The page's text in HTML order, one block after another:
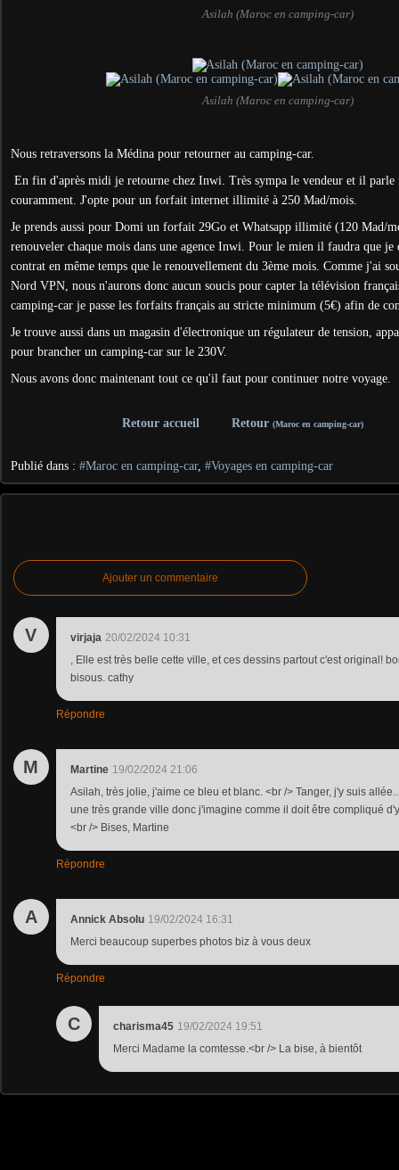
Asilah (Maroc en camping-car)
Asilah (Maroc en camping-car)
Nous retraversons la Médina pour retourner au camping-car.
En fin d'après midi je retourne chez Inwi. Très sympa le vendeur et il parle
couramment. J'opte pour un forfait internet illimité à 250 Mad/mois.
Je prends aussi pour Domi un forfait 29Go et Whatsapp illimité (120 Mad/
renouveler chaque mois dans une agence Inwi. Pour le mien il faudra que je
contrat en même temps que le renouvellement du 3ème mois. Comme j'ai
Nord VPN, nous n'aurons donc aucun soucis pour capter la télévision
camping-car je passe les forfaits français au stricte minimum (5€) afin de
Je trouve aussi dans un magasin d'électronique un régulateur de tension,
pour brancher un camping-car sur le 230V.
Nous avons donc maintenant tout ce qu'il faut pour continuer notre voyage.
Retour accueil Retour (Maroc en camping-car)
Publié dans : #Maroc en camping-car, #Voyages en camping-car
Ajouter un commentaire
V virjaja 20/02/2024 10:31
, Elle est très belle cette ville, et ces dessins partout c'est original!
bisous. cathy
Répondre
M Martine 19/02/2024 21:06
Asilah, très jolie, j'aime ce bleu et blanc. <br /> Tanger, j'y suis
une très grande ville donc j'imagine comme il doit être compliqué
<br /> Bises, Martine
Répondre
A Annick Absolu 19/02/2024 16:31
Merci beaucoup superbes photos biz à vous deux
Répondre
C charisma45 19/02/2024 19:51
Merci Madame la comtesse.<br /> La bise, à bientôt